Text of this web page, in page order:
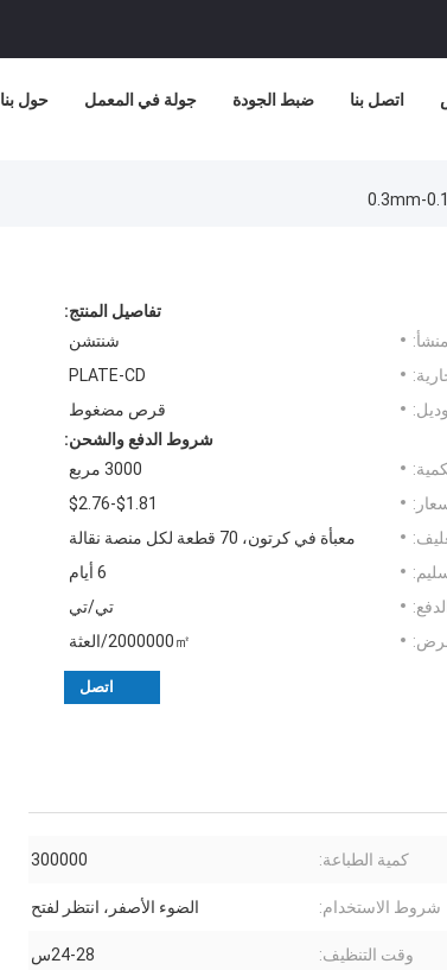
حول بنا جولة في المعمل ضبط الجودة اتصل بنا
تفاصيل المنتج:
شنتشن
PLATE-CD
قرص مضغوط
شروط الدفع والشحن:
3000 مربع
$1.81-$2.76
معبأة في كرتون، 70 قطعة لكل منصة نقالة
6 أيام
تي/تي
2000000㎡/العثة
اتصل
كمية الطباعة: 300000
شروط الاستخدام: الضوء الأصفر، انتظر لفتح
وقت التنظيف: 24-28س